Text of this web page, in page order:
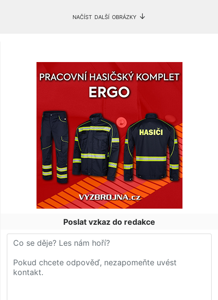
načíst další obrázky ↓
Poslat vzkaz do redakce